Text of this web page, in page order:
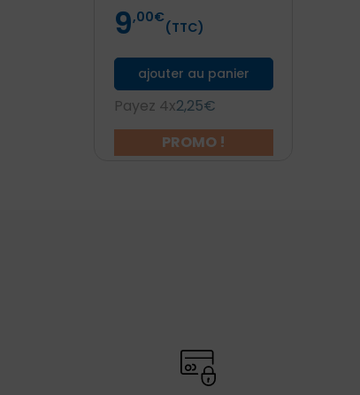
Prix
9,00€
(TTC)
ajouter au panier
Payez 4x2,25€
PROMO !